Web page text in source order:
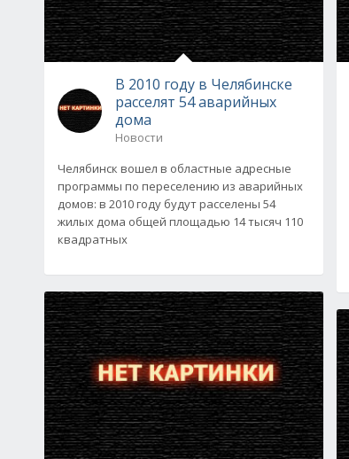
В 2010 году в Челябинске
расселят 54 аварийных
дома
Новости
Челябинск вошел в областные адресные
программы по переселению из аварийных
домов: в 2010 году будут расселены 54
жилых дома общей площадью 14 тысяч 110
квадратных